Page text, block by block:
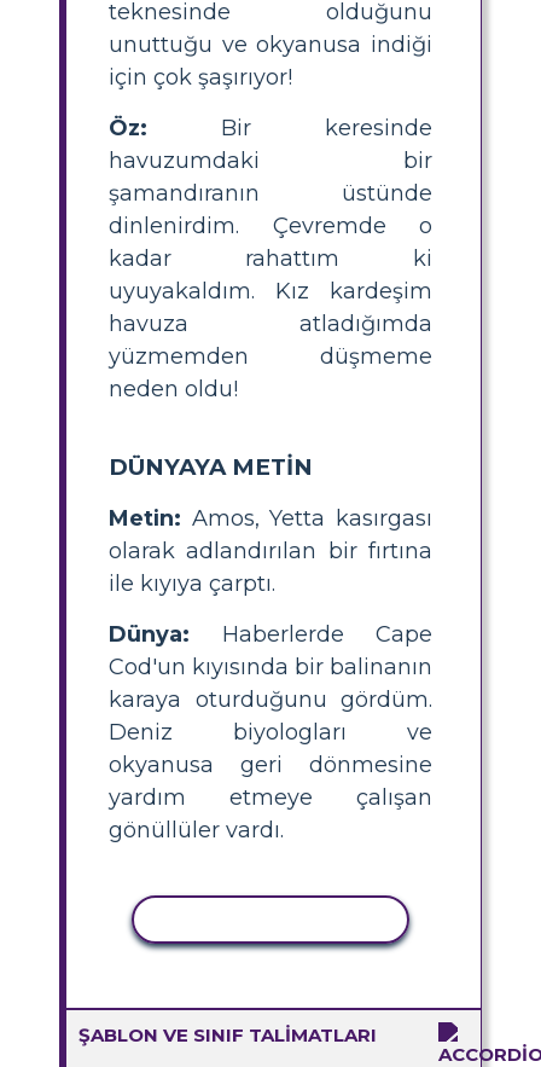
teknesinde olduğunu
unuttuğu ve okyanusa indiği
için çok şaşırıyor!
Öz: Bir keresinde
havuzumdaki bir
şamandıranın üstünde
dinlenirdim. Çevremde o
kadar rahattım ki
uyuyakaldım. Kız kardeşim
havuza atladığımda
yüzmemden düşmeme
neden oldu!
DÜNYAYA METİN
Metin: Amos, Yetta kasırgası
olarak adlandırılan bir fırtına
ile kıyıya çarptı.
Dünya: Haberlerde Cape
Cod'un kıyısında bir balinanın
karaya oturduğunu gördüm.
Deniz biyologları ve
okyanusa geri dönmesine
yardım etmeye çalışan
gönüllüler vardı.
ŞABLON VE SINIF TALIMATLARI